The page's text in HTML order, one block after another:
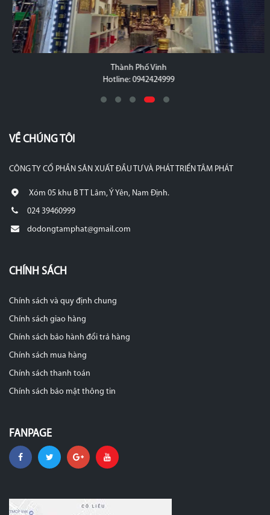
Thành Phố Vinh
Hotline: 0942424999
VỀ CHÚNG TÔI
CÔNG TY CỔ PHẦN SẢN XUẤT ĐẦU TƯ VÀ PHÁT TRIỂN TÂM PHÁT
Xóm 05 khu B TT Lâm, Ý Yên, Nam Định.
024 39460999
dodongtamphat@gmail.com
CHÍNH SÁCH
Chính sách và quy định chung
Chính sách giao hàng
Chính sách bảo hành đổi trả hàng
Chính sách mua hàng
Chính sách thanh toán
Chính sách bảo mật thông tin
FANPAGE